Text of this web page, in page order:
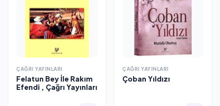
ÇAĞRI YAYINLARI
Felatun Bey İle Rakım
Efendi , Çağrı Yayınları
ÇAĞRI YAYINLARI
Çoban Yıldızı